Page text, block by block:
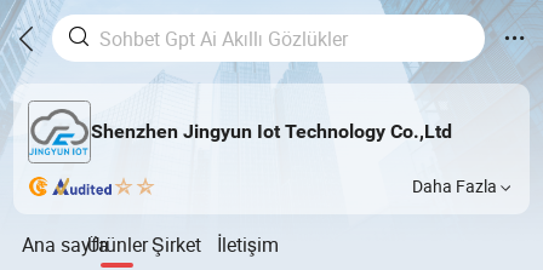
Shenzhen Jingyun Iot Technology Co.,Ltd
Daha Fazla
Ana sayfaÜrünlerŞirket İletişim